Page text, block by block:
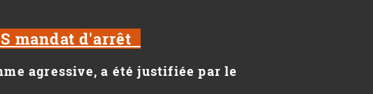
mandat d'arrêt
agressive, a été justifiée par le